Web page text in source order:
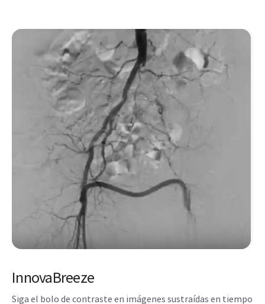
InnovaBreeze
Siga el bolo de contraste en imágenes sustraídas en tiempo